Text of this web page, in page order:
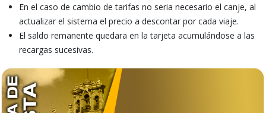
En el caso de cambio de tarifas no seria necesario el canje, al
actualizar el sistema el precio a descontar por cada viaje.
El saldo remanente quedara en la tarjeta acumulándose a las
recargas sucesivas.